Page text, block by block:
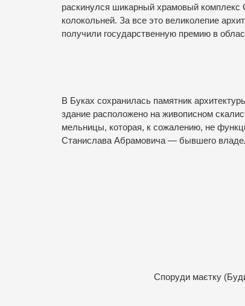
раскинулся шикарный храмовый комплекс
колокольней. За все это великолепие
получили государственную премию в
В Буках сохранилась памятник
здание расположено на живописном
мельницы, которая, к сожалению, не
Станислава Абрамовича — бывшего
Споруди маєтку